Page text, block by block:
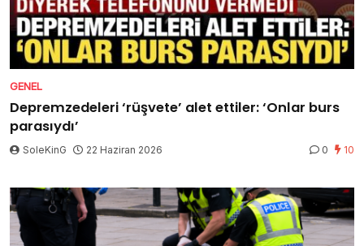
GENEL
Depremzedeleri ‘rüşvete’ alet ettiler: ‘Onlar burs
parasıydı’
SoleKinG 22 Haziran 2026 0 10